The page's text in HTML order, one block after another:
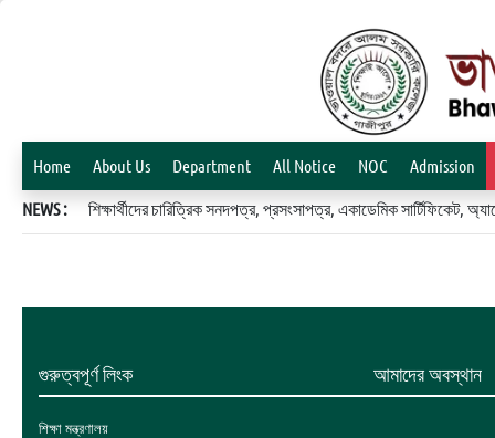
Home About Us Department All Notice NOC Admission
NEWS : শিক্ষার্থীদের চারিত্রিক সনদপত্র, প্রসংসাপত্র, একাডেমিক
গুরুত্বপূর্ণ লিংক
শিক্ষা মন্ত্রণালয়
আমাদের অবস্থান